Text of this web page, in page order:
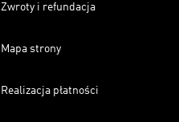
Zwroty i refundacja
Mapa strony
Realizacja płatności